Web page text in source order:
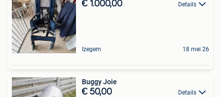
€ 1.000,00 Details
Izegem 18 mei 26
Buggy Joie
€ 50,00 Details